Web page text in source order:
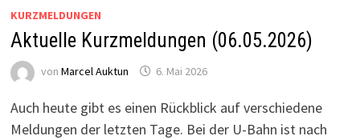
KURZMELDUNGEN
Aktuelle Kurzmeldungen (06.05.2026)
von Marcel Auktun 6. Mai 2026
Auch heute gibt es einen Rückblick auf verschiedene
Meldungen der letzten Tage. Bei der U-Bahn ist nach